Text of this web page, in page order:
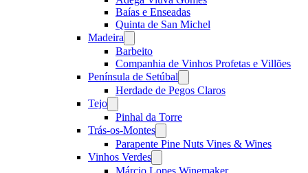
Baías e Enseadas
Quinta de San Michel
Madeira
menu
Barbeito
Companhia de Vinhos Profetas e Villões
Península de Setúbal
menu
Herdade de Pegos Claros
Tejo
menu
Pinhal da Torre
Trás-os-Montes
menu
Parapente Pine Nuts Vines & Wines
Vinhos Verdes
menu
Márcio Lopes Winemaker